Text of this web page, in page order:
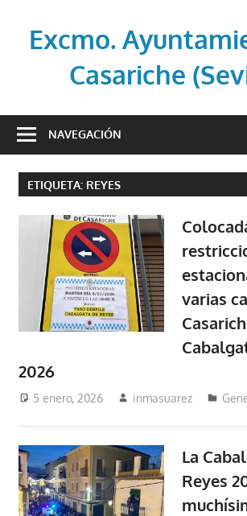
contenidoExcmo.
Casariche
oficial
Ayuntamiento
de
Casariche
(Sevilla)
NAVEGACIÓN
ETIQUETA: REYES
varias
2026
5 enero, 2026 inmasuarez
La
Reyes